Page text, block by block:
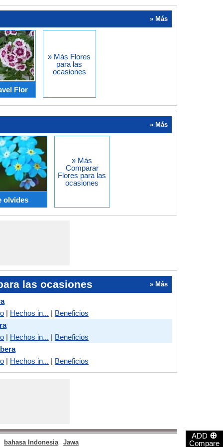
ADD ⊕
Compare
» Más
Flor
» Más Flores
para las
ocasiones
» Más
olvides
» Más
Comparar
Flores para las
ocasiones
las ocasiones » Más
| Hechos in... | Beneficios
| Hechos in... | Beneficios
| Hechos in... | Beneficios
bahasa Indonesia Jawa